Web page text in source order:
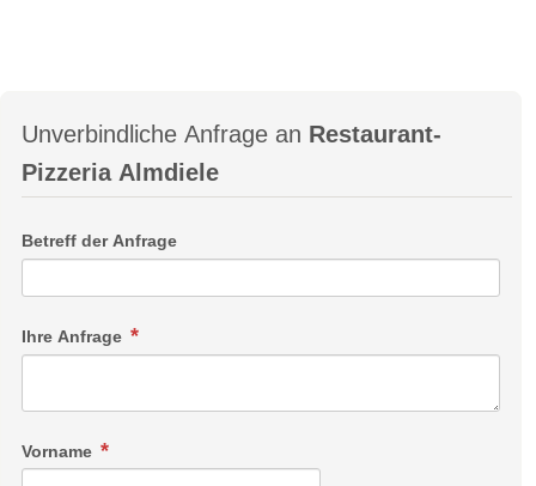
Unverbindliche Anfrage an Restaurant-
Pizzeria Almdiele
Betreff der Anfrage
Ihre Anfrage
Vorname